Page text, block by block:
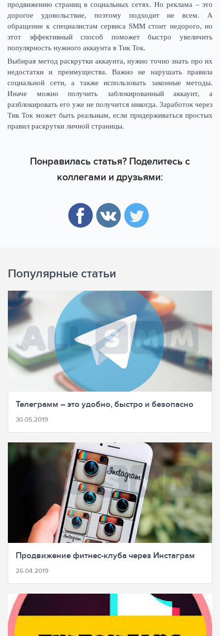
продвижению страниц в социальных сетях. Но реклама – это
дорогое удовольствие, поэтому подходит не всем. А
обращение к специалистам сервиса SMM стоит недорого, но
этот эффективный способ поможет быстро увеличить
популярность нужного аккаунта в Тик Ток.
Выбирая метод раскрутки аккаунта, нужно точно знать про их
недостатки и преимущества. Важно не нарушать правила
социальной сети, а также использовать законные методы.
Иначе можно получить заблокированный аккаунт, а
разблокировать его уже не получится никогда. Заработок через
Тик Ток может быть реальным, если придерживаться простых
правил раскрутки личной страницы.
Понравилась статья? Поделитесь с
коллегами и друзьями:
Популярные статьи
Телеграмм – это удобно, быстро и безопасно
30.05.2019
Продвижение фитнес-клуба через Инстаграм
26.04.2019